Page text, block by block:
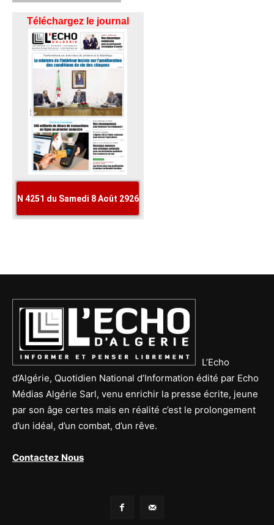
L’Echo
d’Algérie, Quotidien National d’Information édité par Echo
Médias Algérie Sarl, venu enrichir la presse écrite, jeune
par son âge certes mais en réalité c’est le prolongement
d’un idéal, d’un combat, d’un rêve.
Contactez Nous